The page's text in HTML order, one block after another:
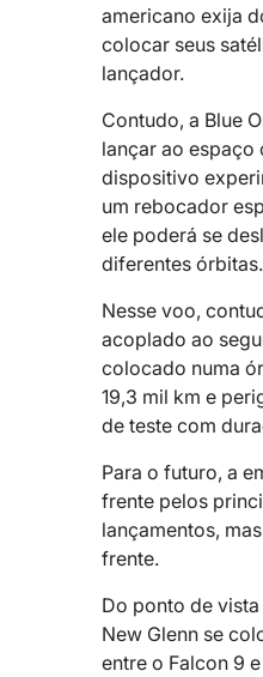
americano exija
colocar seus
lançador.
Contudo, a Blue
lançar ao espaço
dispositivo
um rebocador
ele poderá se
diferentes órbitas.
Nesse voo,
acoplado ao
colocado numa
19,3 mil km e
de teste com
Para o futuro, a
frente pelos
lançamentos,
frente.
Do ponto de
New Glenn se
entre o Falcon 9